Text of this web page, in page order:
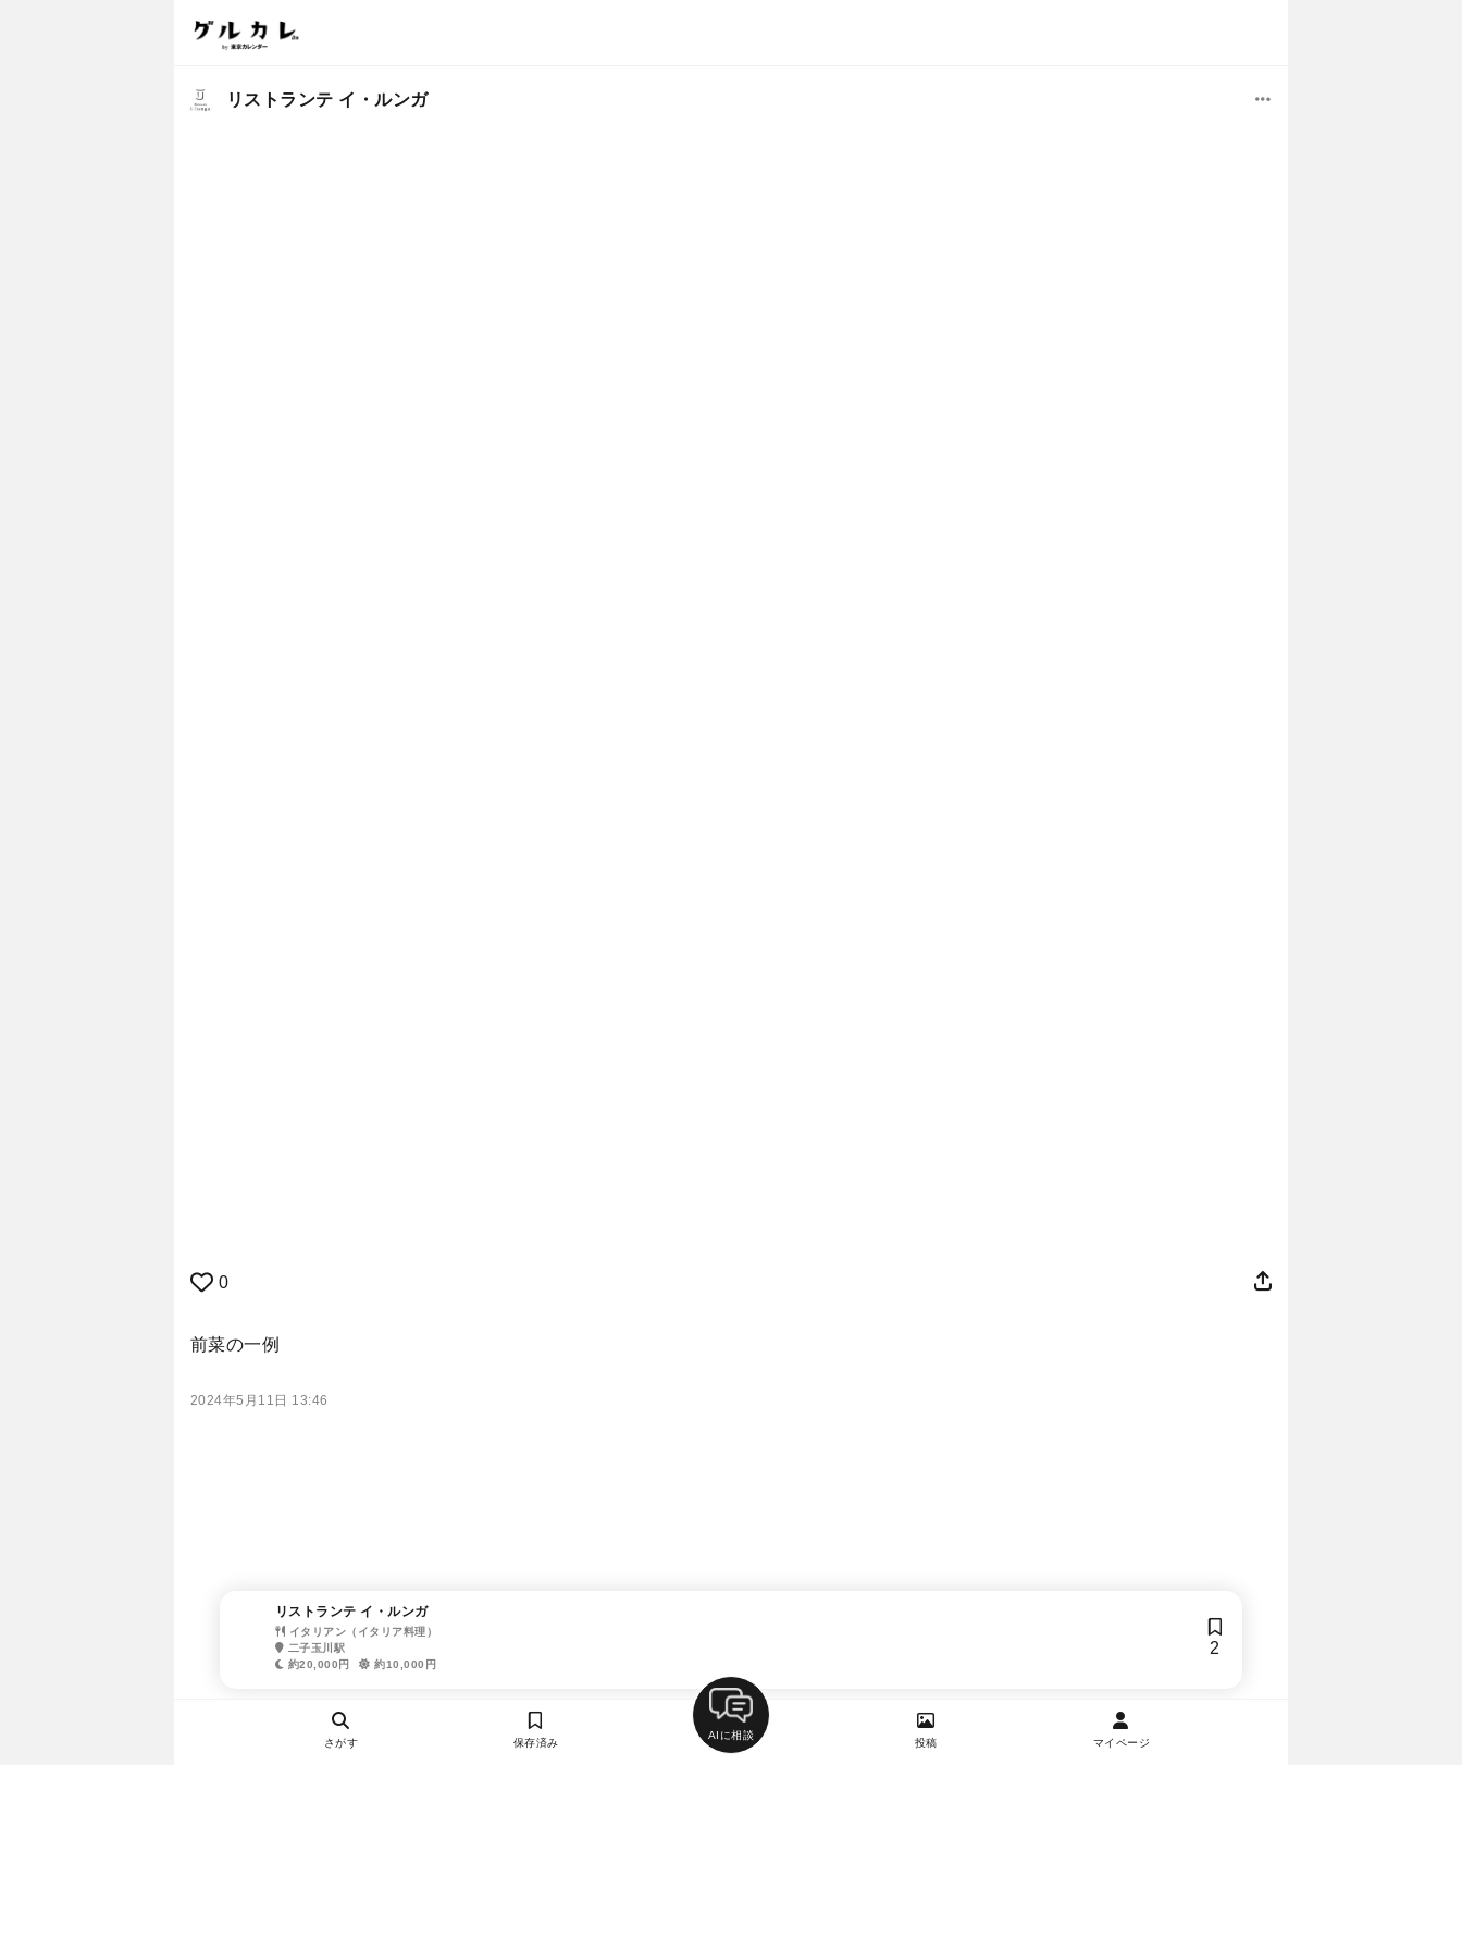
リストランテ イ・ルンガ
0
前菜の一例
2024年5月11日 13:46
リストランテ イ・ルンガ
イタリアン（イタリア料理）
二子玉川駅
約20,000円
約10,000円
2
さがす 保存済み
AIに相談
投稿 マイページ